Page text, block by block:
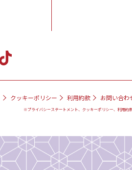
クッキーポリシー 利用約款 お問い合わ
※プライバシーステートメント、クッキーポリシー、利用約